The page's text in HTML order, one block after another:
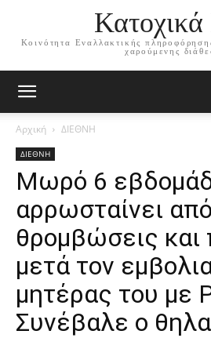
Κοινότητα Εναλλακτικής
χαρούμενης
Αρχική ΔΙΕΘΝΗ
ΔΙΕΘΝΗ
Μωρό 6
αρρωσταίνει από
θρομβώσεις και
μετά τον
μητέρας του με
Συνέβαλε ο